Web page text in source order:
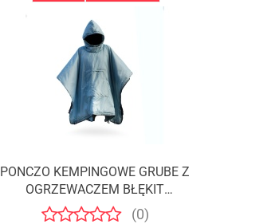
PONCZO KEMPINGOWE GRUBE Z
OGRZEWACZEM BŁĘKIT
/OFFLANDER(0)